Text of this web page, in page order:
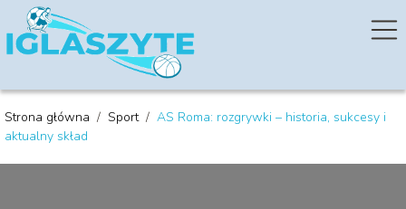
Strona główna / Sport / AS Roma: rozgrywki – historia, sukcesy i
aktualny skład